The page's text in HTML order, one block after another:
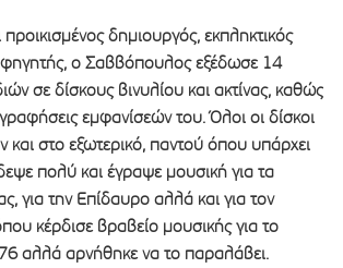
δημιουργός, εκπληκτικός
ο Σαββόπουλος εξέδωσε 14
σε δίσκους βινυλίου και ακτίνας, καθώς
εμφανίσεών του. Όλοι οι δίσκοι
στο εξωτερικό, παντού όπου υπάρχει
πολύ και έγραψε μουσική για τα
για την Επίδαυρο αλλά και για τον
κέρδισε βραβείο μουσικής για το
αλλά αρνήθηκε να το παραλάβει.